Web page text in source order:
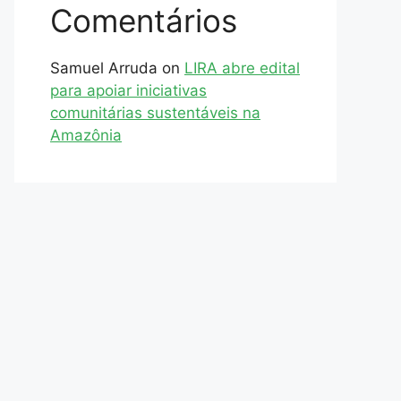
Comentários
Samuel Arruda on LIRA abre edital
para apoiar iniciativas
comunitárias sustentáveis na
Amazônia